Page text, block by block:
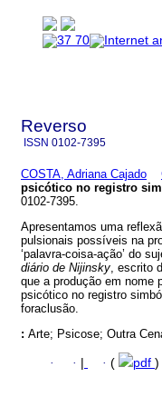
Reverso
ISSN 0102-7395
COSTA, Adriana Cajado
psicótico no registro
0102-7395.
Apresentamos uma
pulsionais possíveis na
‘palavra-coisa-ação’ do
diário de Nijinsky, escrito
que a produção em nome
psicótico no registro
foraclusão.
: Arte; Psicose; Outra
· · · ( pdf )